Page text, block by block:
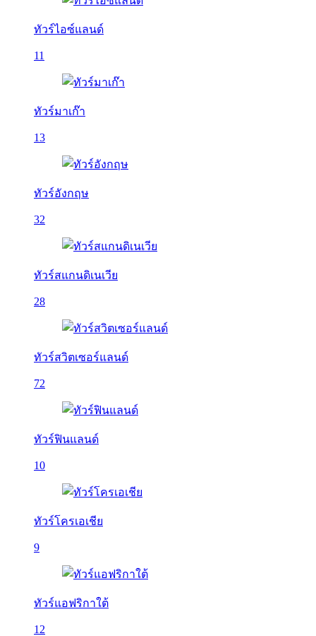
ทัวร์ไอซ์แลนด์
11
ทัวร์มาเก๊า
13
ทัวร์อังกฤษ
32
ทัวร์สแกนดิเนเวีย
28
ทัวร์สวิตเซอร์แลนด์
72
ทัวร์ฟินแลนด์
10
ทัวร์โครเอเชีย
9
ทัวร์แอฟริกาใต้
12